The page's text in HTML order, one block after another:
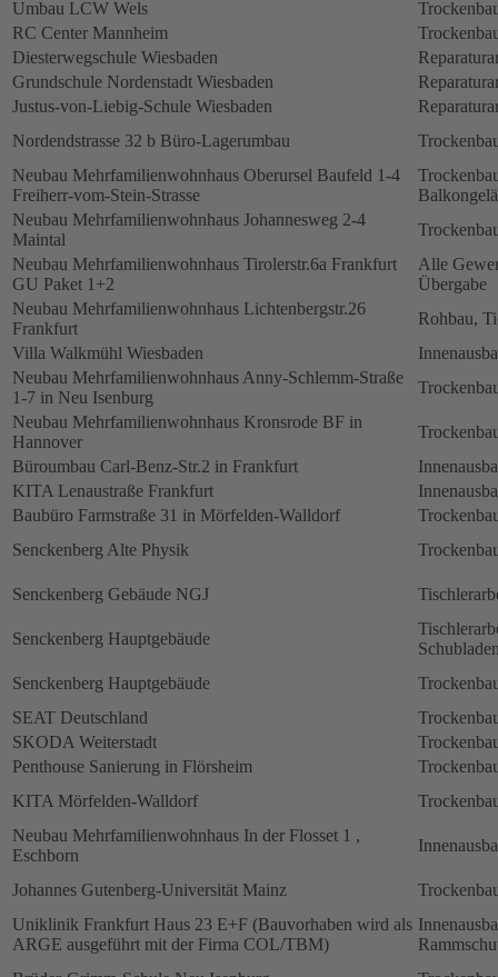
Umbau LCW Wels
RC Center Mannheim
Diesterwegschule Wiesbaden
Grundschule Nordenstadt Wiesbaden
Justus-von-Liebig-Schule Wiesbaden
Nordendstrasse 32 b Büro-Lagerumbau
Neubau Mehrfamilienwohnhaus Oberursel Baufeld 1-4
Freiherr-vom-Stein-Strasse
Neubau Mehrfamilienwohnhaus Johannesweg 2-4
Maintal
Neubau Mehrfamilienwohnhaus Tirolerstr.6a Frankfurt
GU Paket 1+2
Alle
Übergabe
Neubau Mehrfamilienwohnhaus Lichtenbergstr.26
Frankfurt
Rohbau,
Villa Walkmühl Wiesbaden
Neubau Mehrfamilienwohnhaus Anny-Schlemm-Straße
1-7 in Neu Isenburg
Neubau Mehrfamilienwohnhaus Kronsrode BF in
Hannover
Büroumbau Carl-Benz-Str.2 in Frankfurt
KITA Lenaustraße Frankfurt
Baubüro Farmstraße 31 in Mörfelden-Walldorf
Senckenberg Alte Physik
Senckenberg Gebäude NGJ
Senckenberg Hauptgebäude
Senckenberg Hauptgebäude
SEAT Deutschland
SKODA Weiterstadt
Penthouse Sanierung in Flörsheim
KITA Mörfelden-Walldorf
Neubau Mehrfamilienwohnhaus In der Flosset 1 ,
Eschborn
Johannes Gutenberg-Universität Mainz
Uniklinik Frankfurt Haus 23 E+F (Bauvorhaben wird als
ARGE ausgeführt mit der Firma COL/TBM)